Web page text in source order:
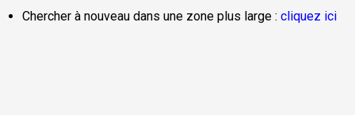
Chercher à nouveau dans une zone plus large : cliquez ici